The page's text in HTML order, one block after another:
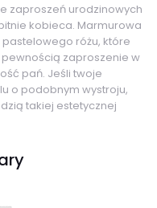
zaproszeń urodzinowych
kobieca. Marmurowa
różu, które
zaproszenie w
pań. Jeśli twoje
o podobnym wystroju,
takiej estetycznej